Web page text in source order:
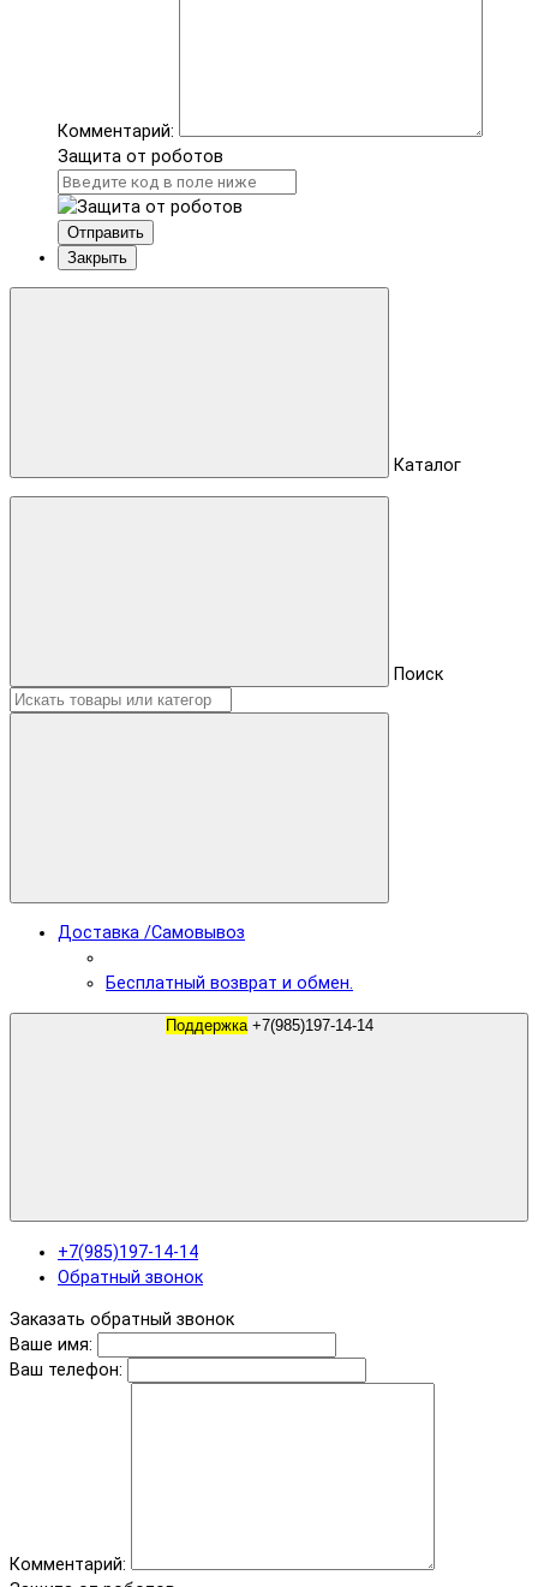
Комментарий:
Защита от роботов
Отправить
Закрыть
Каталог
Поиск
Доставка /Самовывоз
Бесплатный возврат и обмен.
Поддержка +7(985)197-14-14
+7(985)197-14-14
Обратный звонок
Заказать обратный звонок
Ваше имя:
Ваш телефон:
Комментарий: